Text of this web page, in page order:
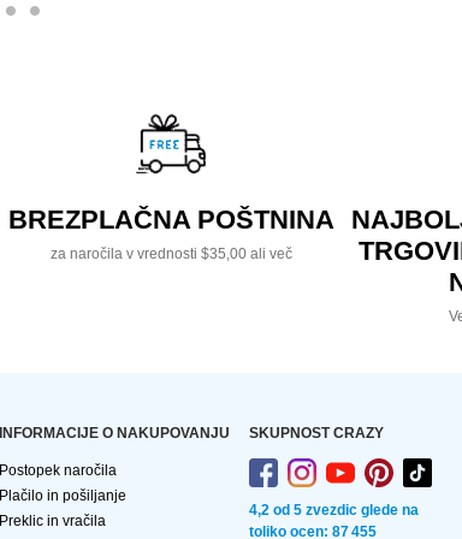
BREZPLAČNA POŠTNINA
za naročila v vrednosti $35,00 ali več
INFORMACIJE O NAKUPOVANJU
Postopek naročila
Plačilo in pošiljanje
Preklic in vračila
SKUPNOST CRAZY
4,2 od 5 zvezdic glede na
toliko ocen: 87 455